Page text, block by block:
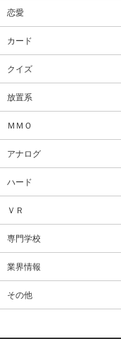
恋愛
カード
クイズ
放置系
ＭＭＯ
アナログ
ハード
ＶＲ
専門学校
業界情報
その他